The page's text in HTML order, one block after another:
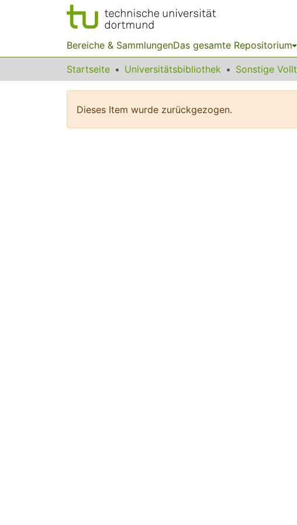
Bereiche & SammlungenDas gesamte Repositorium
Startseite Universitätsbibliothek
Dieses Item wurde zurückgezogen.